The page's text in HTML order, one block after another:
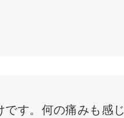
す。何の痛みも感じ